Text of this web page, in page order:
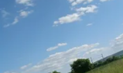
Conviértete en anfitrión
Alojamientos